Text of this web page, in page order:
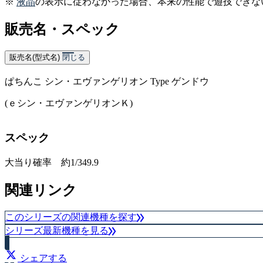
販売名・スペック
販売名(型式名) 閉じる
ぱちんこ シン・エヴァンゲリオン Type ゲンドウ
(ｅシン・エヴァンゲリオンＫ)
スペック
大当り確率 約1/349.9
関連リンク
このシリーズの関連機種を探す
シリーズ最新機種を見る
シェアする